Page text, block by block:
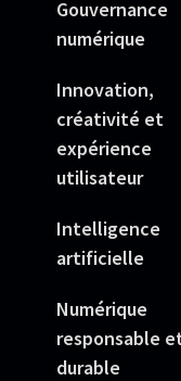
Gouvernance
numérique
Innovation,
créativité et
expérience
utilisateur
Intelligence
artificielle
Numérique
responsable
durable